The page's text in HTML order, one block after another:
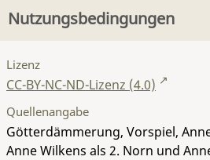
Nutzungsbedingungen
Lizenz
CC-BY-NC-ND-Lizenz (4.0)
Quellenangabe
Götterdämmerung, Vorspiel,
Anne Wilkens als 2. Norn und